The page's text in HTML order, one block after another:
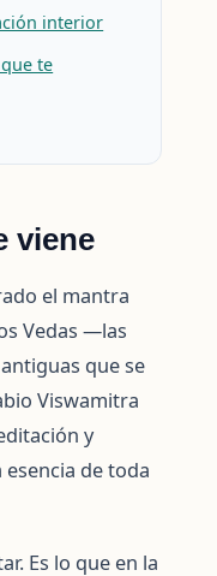
interior
te
viene
el mantra
Vedas —las
que se
Viswamitra
y
de toda
Es lo que en la